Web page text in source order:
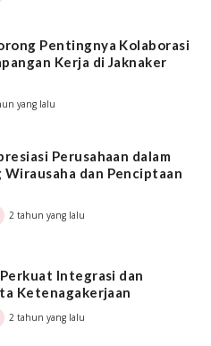
Pentingnya Kolaborasi
Kerja di Jaknaker
yang lalu
Perusahaan dalam
dan Penciptaan
2 tahun yang lalu
Perkuat Integrasi dan
Ketenagakerjaan
2 tahun yang lalu